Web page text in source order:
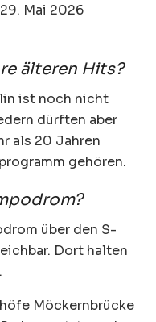
Mai 2026
älteren Hits?
ist noch nicht
dürften aber
als 20 Jahren
gehören.
über den S-
Dort halten
Möckernbrücke